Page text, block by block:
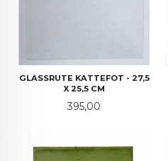
GLASSRUTE KATTEFOT - 27,5
X 25,5 CM
Pris
395,00